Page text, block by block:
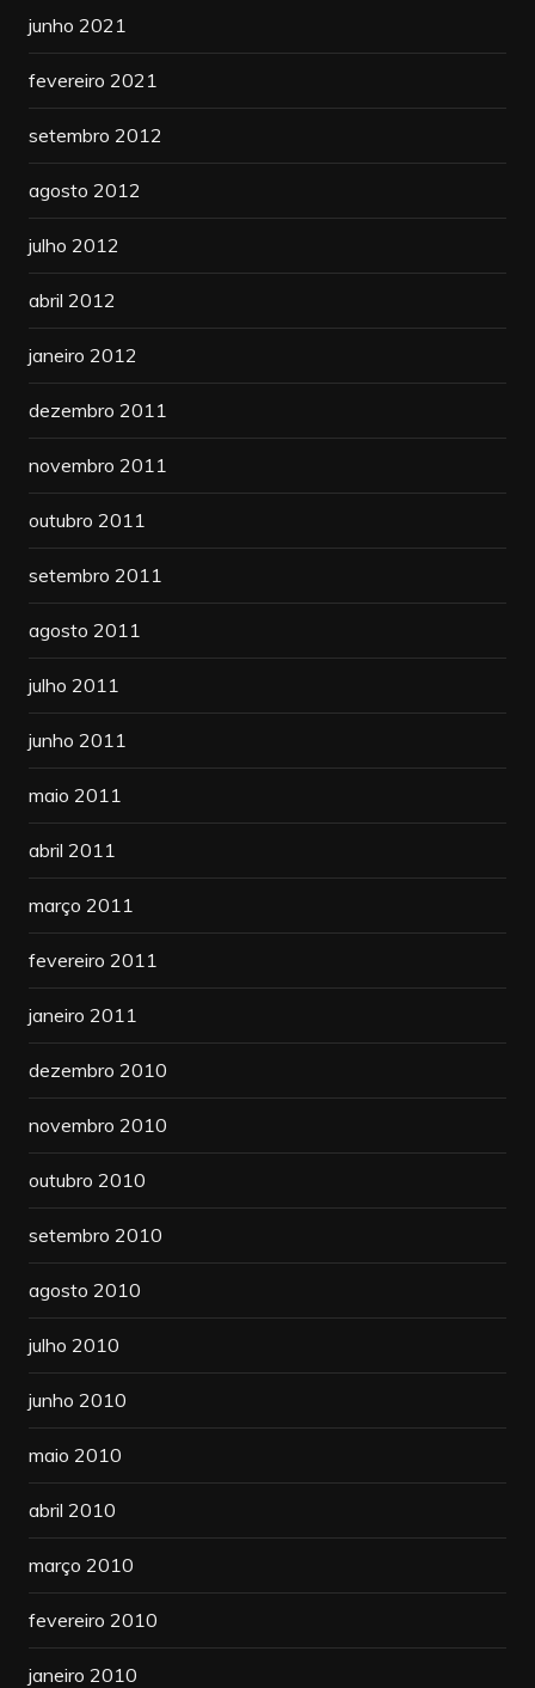
junho 2021
fevereiro 2021
setembro 2012
agosto 2012
julho 2012
abril 2012
janeiro 2012
dezembro 2011
novembro 2011
outubro 2011
setembro 2011
agosto 2011
julho 2011
junho 2011
maio 2011
abril 2011
março 2011
fevereiro 2011
janeiro 2011
dezembro 2010
novembro 2010
outubro 2010
setembro 2010
agosto 2010
julho 2010
junho 2010
maio 2010
abril 2010
março 2010
fevereiro 2010
janeiro 2010